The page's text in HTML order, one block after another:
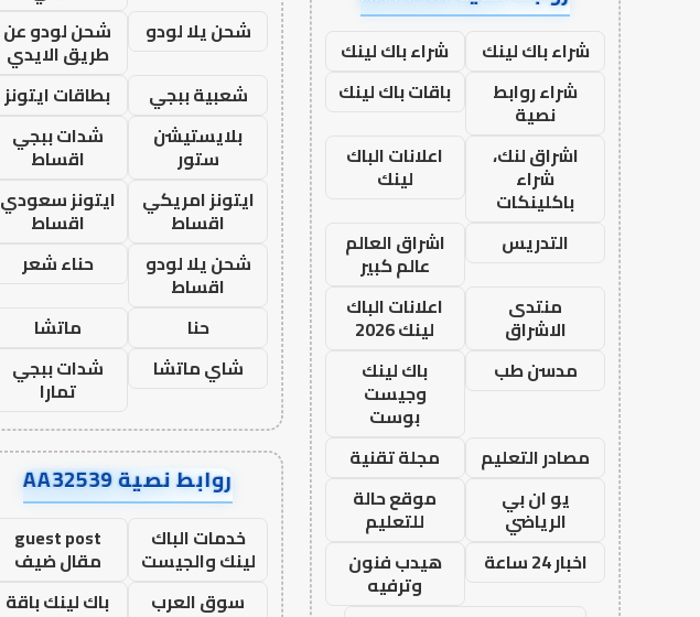
شراء باك لينك
شراء باك لينك
شراء روابط
نصية
باقات باك لينك
اشراق لنك،
شراء
باكلينكات
اعلانات الباك
لينك
التدريس
اشراق العالم
عالم كبير
منتدى
الاشراق
اعلانات الباك
لينك 2026
مدسن طب
باك لينك
وجيست
بوست
مصادر التعليم
مجلة تقنية
يو ان بي
الرياضي
موقع حالة
للتعليم
اخبار 24 ساعة
هيدب فنون
وترفيه
شحن يلا لودو
شحن لودو عن
طريق الايدي
شعبية ببجي
بطاقات ايتونز
بلايستيشن
ستور
شدات ببجي
اقساط
ايتونز امريكي
اقساط
ايتونز سعودي
اقساط
شحن يلا لودو
اقساط
حناء شعر
حنا
ماتشا
شاي ماتشا
شدات ببجي
تمارا
روابط نصية AA32539
خدمات الباك
لينك والجيست
guest post
مقال ضيف
سوق العرب
باك لينك باقة